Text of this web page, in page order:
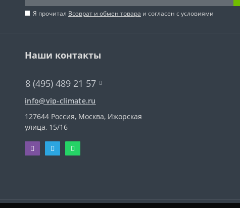
Я прочитал Возврат и обмен товара и согласен с условиями
Наши контакты
8 (495) 489 21 57
info@vip-climate.ru
127644 Россия, Москва, Ижорская
улица, 15/16